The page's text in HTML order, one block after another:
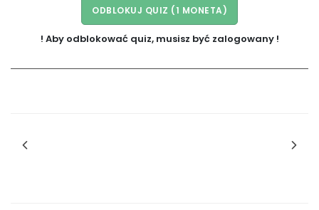
! Aby odblokować quiz, musisz być zalogowany !